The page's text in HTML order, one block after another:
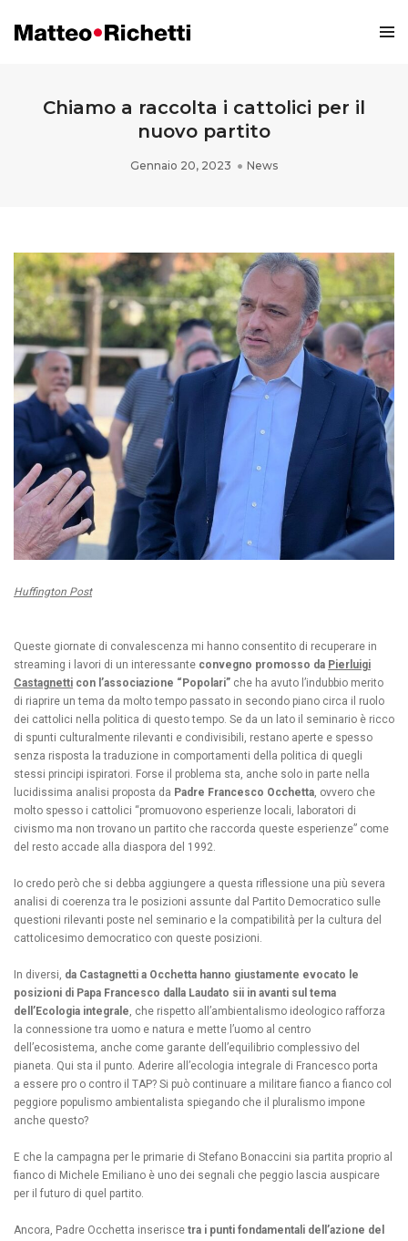
Chiamo a raccolta i cattolici per il
nuovo partito
Gennaio 20, 2023 News
Huffington Post
Queste giornate di convalescenza mi hanno consentito di recuperare in
streaming i lavori di un interessante convegno promosso da Pierluigi
Castagnetti con l’associazione “Popolari” che ha avuto l’indubbio merito
di riaprire un tema da molto tempo passato in secondo piano circa il ruolo
dei cattolici nella politica di questo tempo. Se da un lato il seminario è ricco
di spunti culturalmente rilevanti e condivisibili, restano aperte e spesso
senza risposta la traduzione in comportamenti della politica di quegli
stessi principi ispiratori. Forse il problema sta, anche solo in parte nella
lucidissima analisi proposta da Padre Francesco Occhetta, ovvero che
molto spesso i cattolici “promuovono esperienze locali, laboratori di
civismo ma non trovano un partito che raccorda queste esperienze” come
del resto accade alla diaspora del 1992.
Io credo però che si debba aggiungere a questa riflessione una più severa
analisi di coerenza tra le posizioni assunte dal Partito Democratico sulle
questioni rilevanti poste nel seminario e la compatibilità per la cultura del
cattolicesimo democratico con queste posizioni.
In diversi, da Castagnetti a Occhetta hanno giustamente evocato le
posizioni di Papa Francesco dalla Laudato sii in avanti sul tema
dell’Ecologia integrale, che rispetto all’ambientalismo ideologico rafforza
la connessione tra uomo e natura e mette l’uomo al centro
dell’ecosistema, anche come garante dell’equilibrio complessivo del
pianeta. Qui sta il punto. Aderire all’ecologia integrale di Francesco porta
a essere pro o contro il TAP? Si può continuare a militare fianco a fianco col
peggiore populismo ambientalista spiegando che il pluralismo impone
anche questo?
E che la campagna per le primarie di Stefano Bonaccini sia partita proprio al
fianco di Michele Emiliano è uno dei segnali che peggio lascia auspicare
per il futuro di quel partito.
Ancora, Padre Occhetta inserisce tra i punti fondamentali dell’azione del